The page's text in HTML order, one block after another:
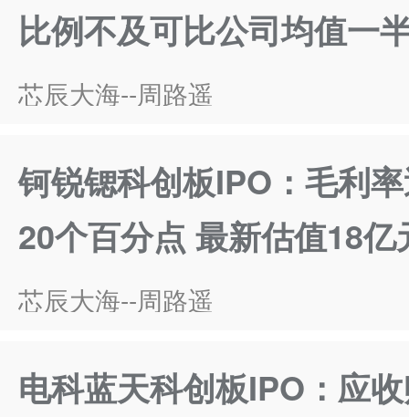
比例不及可比公司均值一
芯辰大海--周路遥
钶锐锶科创板IPO：毛利
20个百分点 最新估值18
芯辰大海--周路遥
电科蓝天科创板IPO：应